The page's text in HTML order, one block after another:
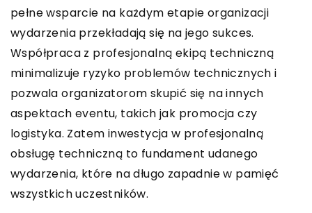
pełne wsparcie na każdym etapie organizacji
wydarzenia przekładają się na jego sukces.
Współpraca z profesjonalną ekipą techniczną
minimalizuje ryzyko problemów technicznych i
pozwala organizatorom skupić się na innych
aspektach eventu, takich jak promocja czy
logistyka. Zatem inwestycja w profesjonalną
obsługę techniczną to fundament udanego
wydarzenia, które na długo zapadnie w pamięć
wszystkich uczestników.